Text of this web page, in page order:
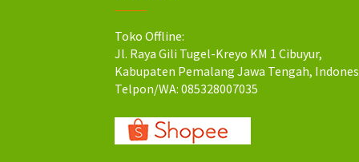
Toko Offline:
Jl. Raya Gili Tugel-Kreyo KM 1 Cibuyur,
Kabupaten Pemalang Jawa Tengah,
Telpon/WA: 085328007035